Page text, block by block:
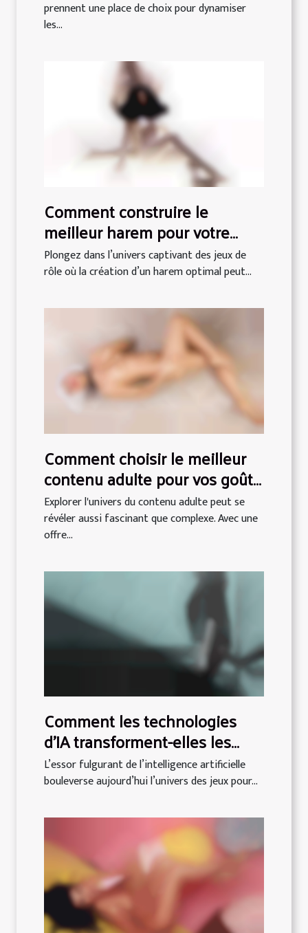
prennent une place de choix pour dynamiser
les...
Comment construire le
meilleur harem pour votre
aventure RPG ?
Plongez dans l’univers captivant des jeux de
rôle où la création d’un harem optimal peut...
Comment choisir le meilleur
contenu adulte pour vos goûts
spécifiques ?
Explorer l'univers du contenu adulte peut se
révéler aussi fascinant que complexe. Avec une
offre...
Comment les technologies
d'IA transforment-elles les
jeux pour adultes ?
L’essor fulgurant de l’intelligence artificielle
bouleverse aujourd’hui l’univers des jeux pour...